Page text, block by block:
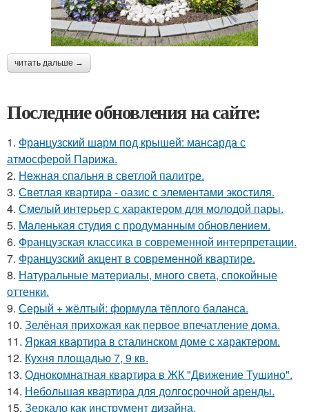
читать дальше →
Последние обновления на сайте:
1. Французский шарм под крышей: мансарда с
атмосферой Парижа.
2. Нежная спальня в светлой палитре.
3. Светлая квартира - оазис с элементами экостиля.
4. Смелый интерьер с характером для молодой пары.
5. Маленькая студия с продуманным обновлением.
6. Французская классика в современной интерпретации.
7. Французский акцент в современной квартире.
8. Натуральные материалы, много света, спокойные
оттенки.
9. Серый + жёлтый: формула тёплого баланса.
10. Зелёная прихожая как первое впечатление дома.
11. Яркая квартира в сталинском доме с характером.
12. Кухня площадью 7, 9 кв.
13. Однокомнатная квартира в ЖК "Движение Тушино".
14. Небольшая квартира для долгосрочной аренды.
15. Зеркало как инструмент дизайна.